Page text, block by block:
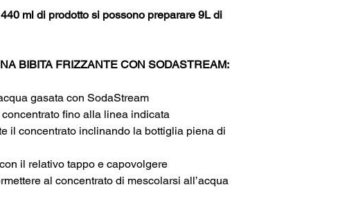
ml di prodotto si possono preparare 9L di
BIBITA FRIZZANTE CON SODASTREAM:
gasata con SodaStream
fino alla linea indicata
il concentrato inclinando la bottiglia piena di
il relativo tappo e capovolgere
al concentrato di mescolarsi all’acqua